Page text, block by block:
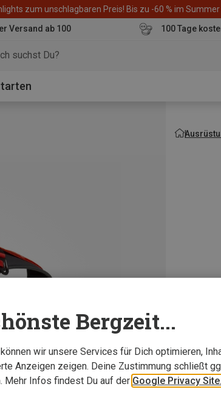
zum unschlagbaren Preis! Bis zu -60 % im Summer
Versand ab 100
100 Tage
Bergzeit...
wir unsere Services für Dich optimieren,
Anzeigen zeigen. Deine Zustimmung schließt
Mehr Infos findest Du auf der Google Privacy Site.